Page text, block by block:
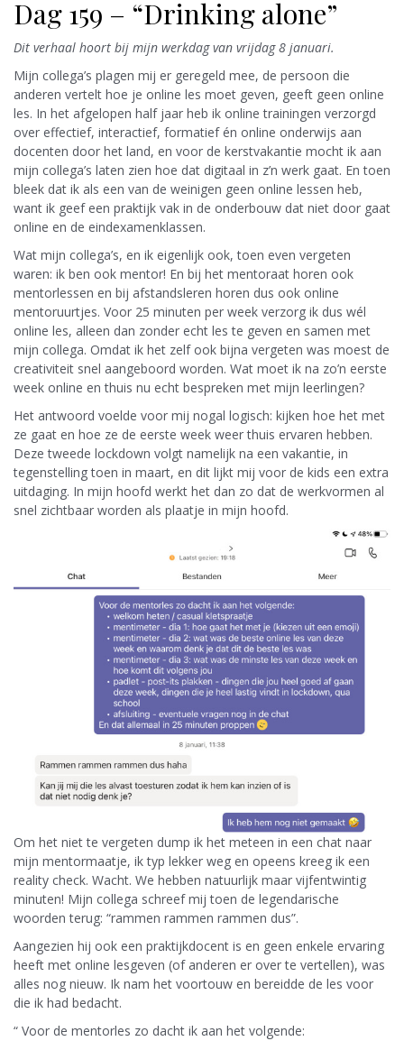
Dag 159 – “Drinking alone”
Dit verhaal hoort bij mijn werkdag van vrijdag 8 januari.
Mijn collega’s plagen mij er geregeld mee, de persoon die
anderen vertelt hoe je online les moet geven, geeft geen online
les. In het afgelopen half jaar heb ik online trainingen verzorgd
over effectief, interactief, formatief én online onderwijs aan
docenten door het land, en voor de kerstvakantie mocht ik aan
mijn collega’s laten zien hoe dat digitaal in z’n werk gaat. En toen
bleek dat ik als een van de weinigen geen online lessen heb,
want ik geef een praktijk vak in de onderbouw dat niet door gaat
online en de eindexamenklassen.
Wat mijn collega’s, en ik eigenlijk ook, toen even vergeten
waren: ik ben ook mentor! En bij het mentoraat horen ook
mentorlessen en bij afstandsleren horen dus ook online
mentoruurtjes. Voor 25 minuten per week verzorg ik dus wél
online les, alleen dan zonder echt les te geven en samen met
mijn collega. Omdat ik het zelf ook bijna vergeten was moest de
creativiteit snel aangeboord worden. Wat moet ik na zo’n eerste
week online en thuis nu echt bespreken met mijn leerlingen?
Het antwoord voelde voor mij nogal logisch: kijken hoe het met
ze gaat en hoe ze de eerste week weer thuis ervaren hebben.
Deze tweede lockdown volgt namelijk na een vakantie, in
tegenstelling toen in maart, en dit lijkt mij voor de kids een extra
uitdaging. In mijn hoofd werkt het dan zo dat de werkvormen al
snel zichtbaar worden als plaatje in mijn hoofd.
Om het niet te vergeten dump ik het meteen in een chat naar
mijn mentormaatje, ik typ lekker weg en opeens kreeg ik een
reality check. Wacht. We hebben natuurlijk maar vijfentwintig
minuten! Mijn collega schreef mij toen de legendarische
woorden terug: “rammen rammen rammen dus”.
Aangezien hij ook een praktijkdocent is en geen enkele ervaring
heeft met online lesgeven (of anderen er over te vertellen), was
alles nog nieuw. Ik nam het voortouw en bereidde de les voor
die ik had bedacht.
“ Voor de mentorles zo dacht ik aan het volgende: